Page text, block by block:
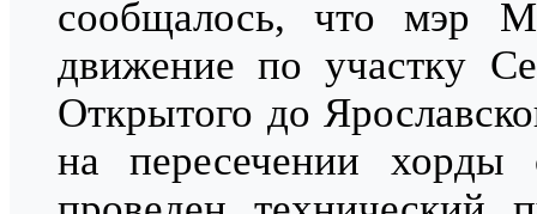
сообщалось, что мэр
движение по участку
Открытого до
на пересечении